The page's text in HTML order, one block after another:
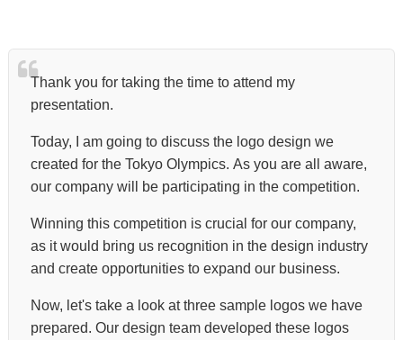
Thank you for taking the time to attend my
presentation.
Today, I am going to discuss the logo design we
created for the Tokyo Olympics. As you are all aware,
our company will be participating in the competition.
Winning this competition is crucial for our company,
as it would bring us recognition in the design industry
and create opportunities to expand our business.
Now, let's take a look at three sample logos we have
prepared. Our design team developed these logos